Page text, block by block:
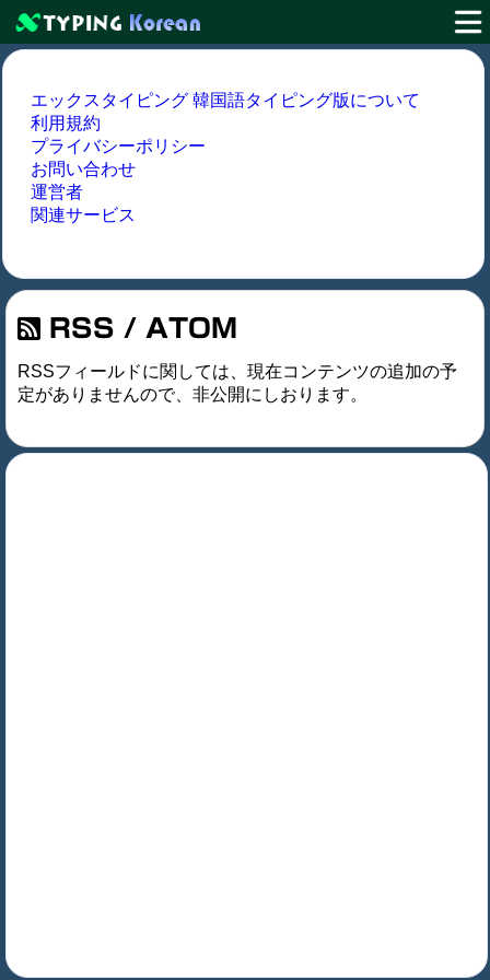
エックスタイピング 韓国語タイピング版について
利用規約
プライバシーポリシー
お問い合わせ
運営者
関連サービス
RSS / ATOM
RSSフィールドに関しては、現在コンテンツの追加の予
定がありませんので、非公開にしおります。